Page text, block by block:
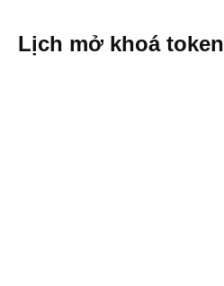
Lịch mở khoá token